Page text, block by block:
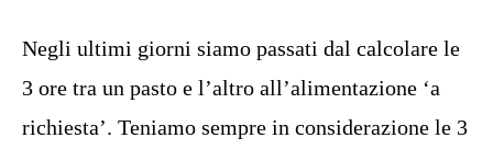
Negli ultimi giorni siamo passati dal calcolare le
3 ore tra un pasto e l’altro all’alimentazione ‘a
richiesta’. Teniamo sempre in considerazione le 3